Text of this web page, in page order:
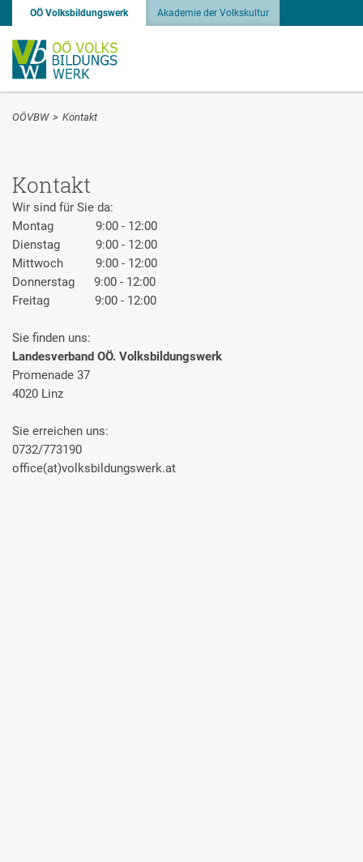
OÖ Volksbildungswerk Akademie der Volkskultur
OÖVBW > Kontakt
Kontakt
Wir sind für Sie da:
Montag 9:00 - 12:00
Dienstag 9:00 - 12:00
Mittwoch 9:00 - 12:00
Donnerstag 9:00 - 12:00
Freitag 9:00 - 12:00
Sie finden uns:
Landesverband OÖ. Volksbildungswerk
Promenade 37
4020 Linz
Sie erreichen uns:
0732/773190
office(at)volksbildungswerk.at